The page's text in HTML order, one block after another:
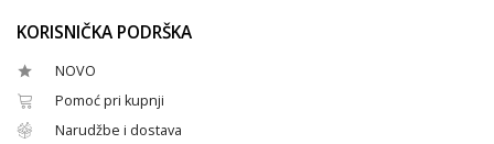
KORISNIČKA PODRŠKA
NOVO
Pomoć pri kupnji
Narudžbe i dostava